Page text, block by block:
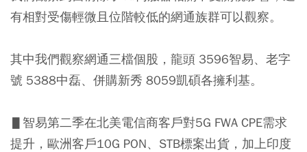
有相對受傷輕微且位階較低的網通族群可以觀察。
其中我們觀察網通三檔個股，龍頭 3596智易、老字
號 5388中磊、併購新秀 8059凱碩各擁利基。
▋智易第二季在北美電信商客戶對5G FWA CPE需求
提升，歐洲客戶10G PON、STB標案出貨，加上印度